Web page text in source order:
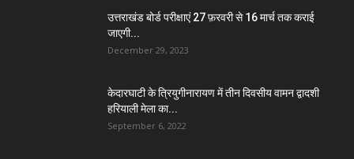
उत्तराखंड बोर्ड परीक्षाएं 27 फ़रवरी से 16 मार्च तक कराई
जाएगी...
December 29, 2023
केदारघाटी के त्रियुगीनारायण में तीन दिवसीय वामन द्वादशी
हरियाली मेला का...
September 6, 2022